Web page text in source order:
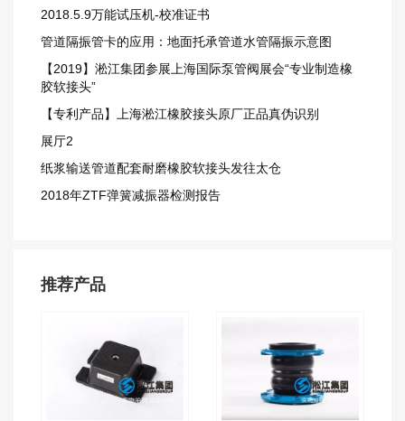
2018.5.9万能试压机-校准证书
管道隔振管卡的应用：地面托承管道水管隔振示意图
【2019】淞江集团参展上海国际泵管阀展会“专业制造橡
胶软接头”
【专利产品】上海淞江橡胶接头原厂正品真伪识别
展厅2
纸浆输送管道配套耐磨橡胶软接头发往太仓
2018年ZTF弹簧减振器检测报告
推荐产品